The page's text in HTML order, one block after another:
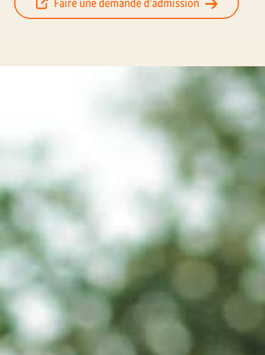
Faire une demande d’admission